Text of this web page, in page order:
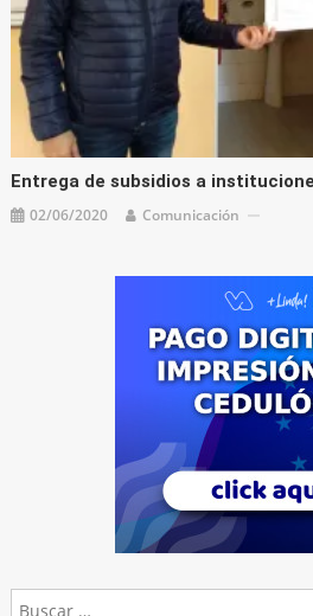
Entrega de subsidios a
02/06/2020 Comunicación